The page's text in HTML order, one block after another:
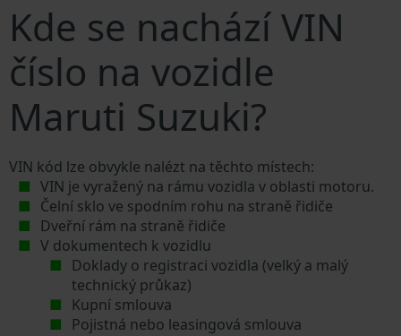
Kde se nachází VIN
číslo na vozidle
Maruti Suzuki?
VIN kód lze obvykle nalézt na těchto místech:
VIN je vyražený na rámu vozidla v oblasti motoru.
Čelní sklo ve spodním rohu na straně řidiče
Dveřní rám na straně řidiče
V dokumentech k vozidlu
Doklady o registraci vozidla (velký a malý
technický průkaz)
Kupní smlouva
Pojistná nebo leasingová smlouva